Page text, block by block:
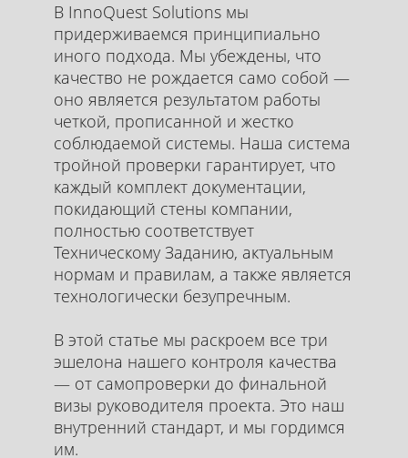
В InnoQuest Solutions мы
придерживаемся принципиально
иного подхода. Мы убеждены, что
качество не рождается само собой —
оно является результатом работы
четкой, прописанной и жестко
соблюдаемой системы. Наша система
тройной проверки гарантирует, что
каждый комплект документации,
покидающий стены компании,
полностью соответствует
Техническому Заданию, актуальным
нормам и правилам, а также является
технологически безупречным.
В этой статье мы раскроем все три
эшелона нашего контроля качества
— от самопроверки до финальной
визы руководителя проекта. Это наш
внутренний стандарт, и мы гордимся
им.